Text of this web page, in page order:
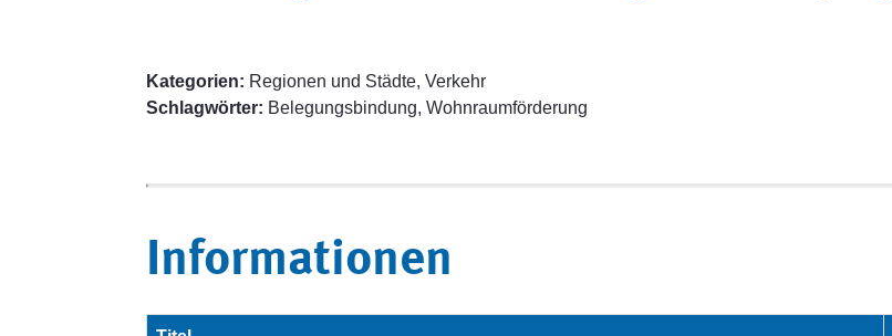
Kategorien: Regionen und Städte, Verkehr
Schlagwörter: Belegungsbindung, Wohnraumförderung
Informationen